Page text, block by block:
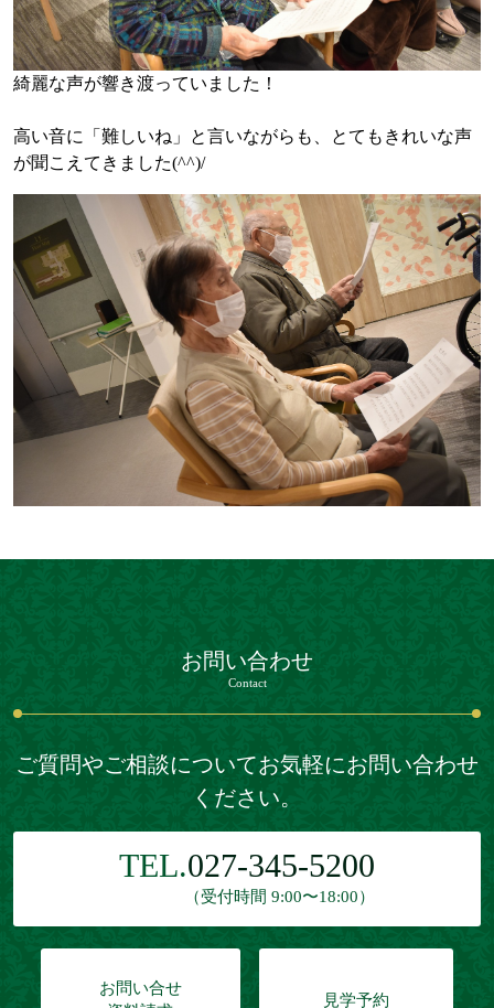
綺麗な声が響き渡っていました！
高い音に「難しいね」と言いながらも、とてもきれいな声
が聞こえてきました(^^)/
お問い合わせ
Contact
ご質問やご相談についてお気軽にお問い合わせ
ください。
TEL.027-345-5200
（受付時間 9:00〜18:00）
お問い合せ
見学予約